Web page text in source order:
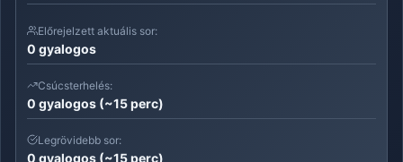
Előrejelzett aktuális sor:
0 gyalogos
Csúcsterhelés:
0 gyalogos (~15 perc)
Legrövidebb sor:
0 gyalogos (~15 perc)